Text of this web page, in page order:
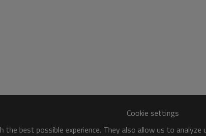
Cookie settings
the best possible experience. They also allow us to